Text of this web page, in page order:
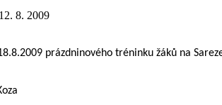
12. 8. 2009
prázdninového tréninku žáků na